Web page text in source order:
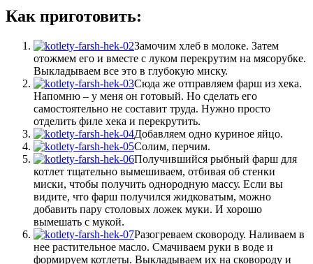
Как приготовить:
Замочим хлеб в молоке. Затем
отожмем его и вместе с луком перекрутим на мясорубке.
Выкладываем все это в глубокую миску.
Сюда же отправляем фарш из хека.
Напомню – у меня он готовый. Но сделать его
самостоятельно не составит труда. Нужно просто
отделить филе хека и перекрутить.
Добавляем одно куриное яйцо.
Солим, перчим.
Получившийся рыбный фарш для
котлет тщательно вымешиваем, отбивая об стенки
миски, чтобы получить однородную массу. Если вы
видите, что фарш получился жидковатым, можно
добавить пару столовых ложек муки. И хорошо
вымешать с мукой.
Разогреваем сковороду. Наливаем в
нее растительное масло. Смачиваем руки в воде и
формируем котлеты. Выкладываем их на сковороду и